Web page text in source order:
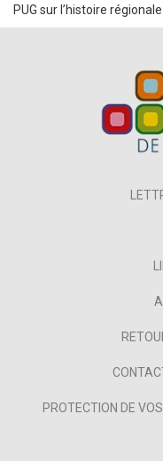
PUG sur l’histoire
PROTECTION DE